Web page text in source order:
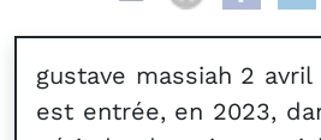
gustave massiah 2 avril
est entrée, en 2023,